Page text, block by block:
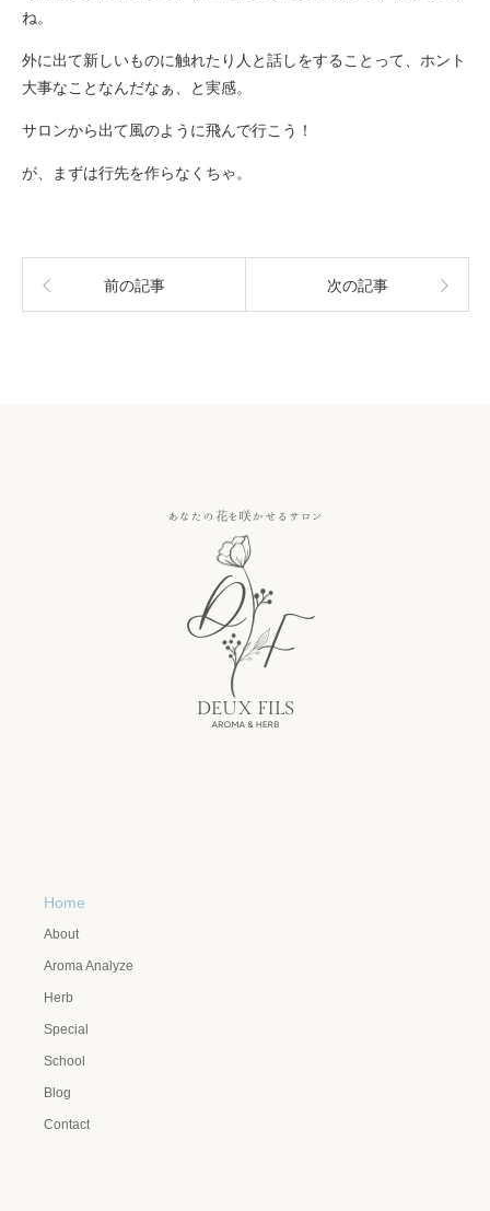
ね。
外に出て新しいものに触れたり人と話しをすることって、ホント
大事なことなんだなぁ、と実感。
サロンから出て風のように飛んで行こう！
が、まずは行先を作らなくちゃ。
前の記事 次の記事
Home
About
Aroma Analyze
Herb
Special
School
Blog
Contact